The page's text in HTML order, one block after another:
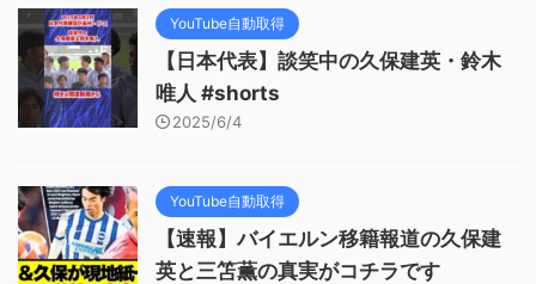
YouTube自動取得
【日本代表】談笑中の久保建英・鈴木
唯人 #shorts
2025/6/4
YouTube自動取得
【速報】バイエルン移籍報道の久保建
英と三笘薫の真実がコチラです